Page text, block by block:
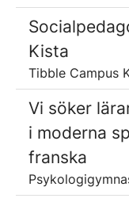
Kista
Tibble Campus
Vi söker
i moderna
franska